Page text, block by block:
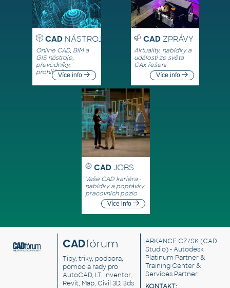
CADNÁSTROJE
Online CAD, BIM a
GIS nástroje,
převodníky,
prohlížečeVíce info
CADZPRÁVY
Aktuality, nabídky a
události ze světa
CAx řešení
Více info
CAD JOBS
Vaše CAD kariéra -
nabídky a poptávky
pracovních pozic
Více info
CADfórum
Tipy, triky, podpora,
pomoc a rady pro
AutoCAD, LT, Inventor,
Revit, Map, Civil 3D, 3ds
ARKANCE CZ/SK(CAD
Studio) - Autodesk
Platinum Partner &
Training Center &
Services Partner